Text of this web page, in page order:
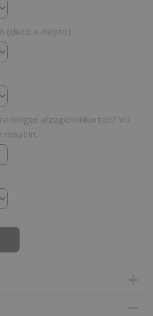
(dikte x diepte)
lengte afzagen/inkorten? Vul
maat in: